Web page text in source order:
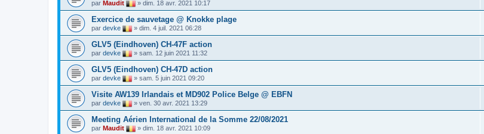
par Maudit » dim. 18 avr. 2021 10:17
Exercice de sauvetage @ Knokke plage
par devke » dim. 4 juil. 2021 06:28
GLV5 (Eindhoven) CH-47F action
par devke » sam. 12 juin 2021 11:32
GLV5 (Eindhoven) CH-47D action
par devke » sam. 5 juin 2021 09:20
Visite AW139 Irlandais et MD902 Police Belge @ EBFN
par devke » ven. 30 avr. 2021 13:29
Meeting Aérien International de la Somme 22/08/2021
par Maudit » dim. 18 avr. 2021 10:09